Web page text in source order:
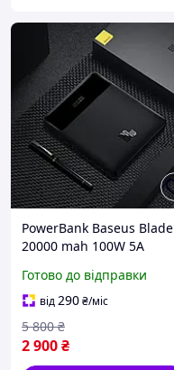
PowerBank Baseus Blade
20000 mah 100W 5A
зі швидкою зарядкою +
Кабель 100W в комплекті
Готово до відправки
від290₴/міс
2 900₴
5 800 ₴